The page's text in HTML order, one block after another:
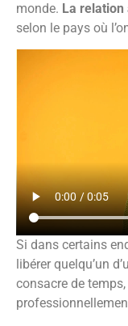
monde. La relation
selon le pays où
Si dans certains
libérer quelqu’un
consacre de